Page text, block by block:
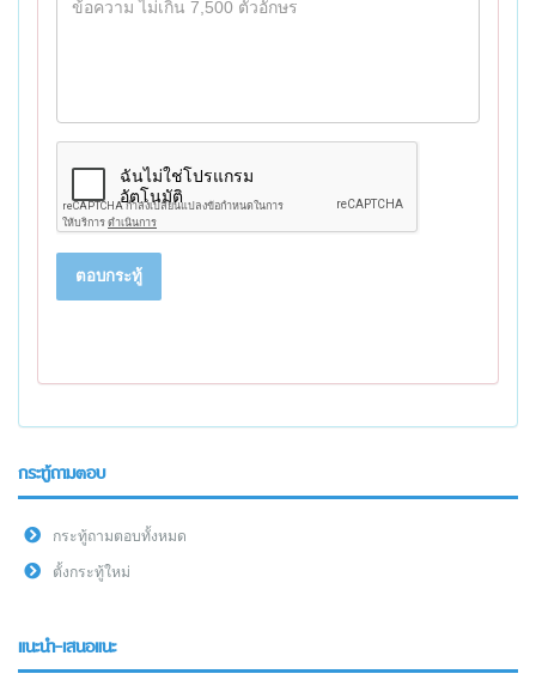
ตอบกระทู้
กระทู้ถามตอบ
กระทู้ถามตอบทั้งหมด
ตั้งกระทู้ใหม่
แนะนำ-เสนอแนะ